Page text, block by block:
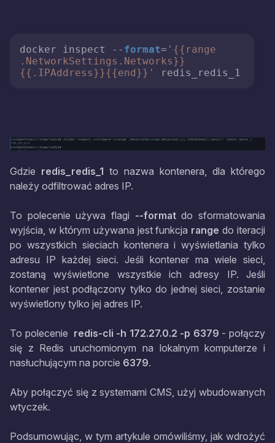
docker inspect -- format= '{{range
.NetworkSettings.Networks}}
{{.IPAddress}}{{end}}'
redis_redis_1
Gdzie redis_redis_1 to nazwa kontenera, dla którego
należy odfiltrować adres IP.
To polecenie używa flagi --formatdo sformatowania
wyjścia, w którym używana jest funkcja rangedo iteracji
po wszystkich sieciach kontenera i wyświetlania tylko
adresu IP każdej sieci. Jeśli kontener ma wiele sieci,
zostaną wyświetlone wszystkie ich adresy IP. Jeśli
kontener jest podłączony tylko do jednej sieci, zostanie
wyświetlony tylko jej adres IP.
To polecenie redis-cli -h 172.27.0.2 -p 6379 - połączy
się z Redis uruchomionym na lokalnym komputerze i
nasłuchującym na porcie 6379.
Aby połączyć się z systemami CMS, użyj wbudowanych
wtyczek.
Podsumowując, w tym artykule omówiliśmy, jak wdrożyć